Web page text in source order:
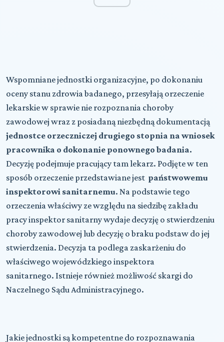
Wspomniane jednostki organizacyjne, po dokonaniu
oceny stanu zdrowia badanego, przesyłają orzeczenie
lekarskie w sprawie nie rozpoznania choroby
zawodowej wraz z posiadaną niezbędną dokumentacją
jednostce orzeczniczej drugiego stopnia na wniosek
pracownika o dokonanie ponownego badania.
Decyzję podejmuje pracujący tam lekarz. Podjęte w ten
sposób orzeczenie przedstawiane jest państwowemu
inspektorowi sanitarnemu. Na podstawie tego
orzeczenia właściwy ze względu na siedzibę zakładu
pracy inspektor sanitarny wydaje decyzję o stwierdzeniu
choroby zawodowej lub decyzję o braku podstaw do jej
stwierdzenia. Decyzja ta podlega zaskarżeniu do
właściwego wojewódzkiego inspektora
sanitarnego. Istnieje również możliwość skargi do
Naczelnego Sądu Administracyjnego.
Jakie jednostki są kompetentne do rozpoznawania